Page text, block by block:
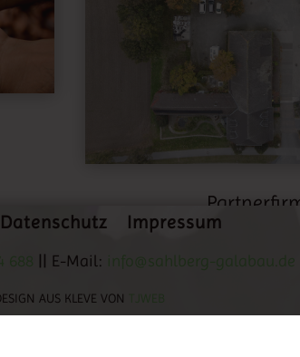
Datenschutz Impressum
|| E-Mail:
AUS KLEVE VON